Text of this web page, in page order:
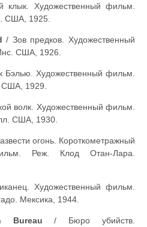
клык. Художественный фильм.
США, 1925.
/ Зов предков. Художественный
США, 1926.
Бэлью. Художественный фильм.
США, 1929.
волк. Художественный фильм.
США, 1930.
огонь. Короткометражный
Реж. Клод Отан-Лара.
Художественный фильм.
Мексика, 1944.
Bureau / Бюро убийств.